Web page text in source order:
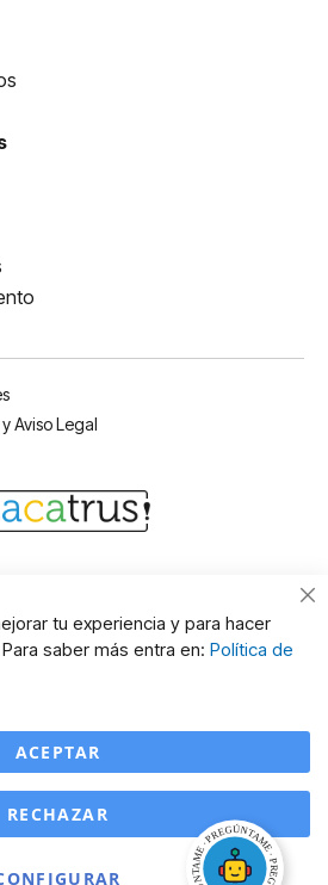
Aviso Legal
tu experiencia y para hacer
saber más entra en: Política de
ACEPTAR
RECHAZAR